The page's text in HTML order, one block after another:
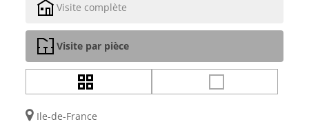
Visite complète
Visite par pièce
Ile-de-France